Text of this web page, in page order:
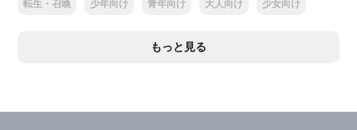
転生・召喚 少年向け 青年向け 大人向け 少女向け
もっと見る